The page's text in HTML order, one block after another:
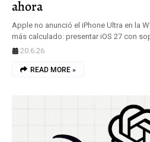
ahora
Apple no anunció el iPhone Ultra en la
más calculado: presentar iOS 27 con
20.6.26
READ MORE »